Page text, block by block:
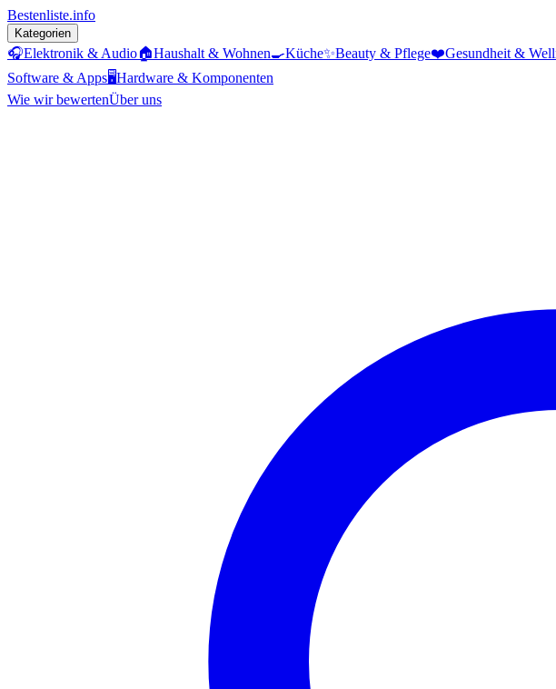
Bestenliste.info
Kategorien
🎧Elektronik & Audio🏠Haushalt & Wohnen🍳Küche✨Beauty & Pflege❤️Gesundheit &
Software & Apps🖥️Hardware & Komponenten
Wie wir bewertenÜber uns